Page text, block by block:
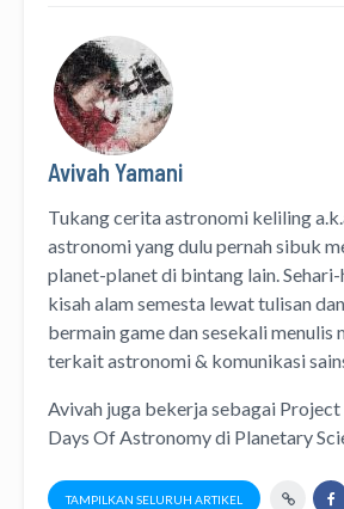
Avivah Yamani
Tukang cerita astronomi keliling
astronomiyang dulu pernah sibuk
planet-planet di bintang lain.
kisah alam semesta lewattulisandan
bermain game dan sesekali menulis
terkait astronomi & komunikasi
Avivah juga bekerja sebagai
Days Of Astronomydi Planetary
TAMPILKAN SELURUH ARTIKEL